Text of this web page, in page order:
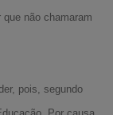
que não chamaram
pois, segundo
Por causa